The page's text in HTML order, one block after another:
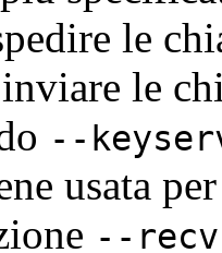
le
le
--
usata
--